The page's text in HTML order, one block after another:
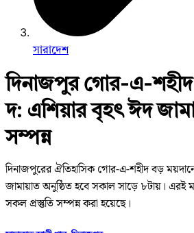
সারাদেশ
দিনাজপুর গোর-এ-
দ: এশিয়ার বৃহৎ ঈদ
সম্পন্ন
দিনাজপুরের ঐতিহাসিক গোর-এ-শহীদ বড়
জামায়াত অনুষ্ঠিত হবে সকাল সাড়ে ৮টায়। এরই
সকল প্রস্তুতি সম্পন্ন করা হয়েছে।